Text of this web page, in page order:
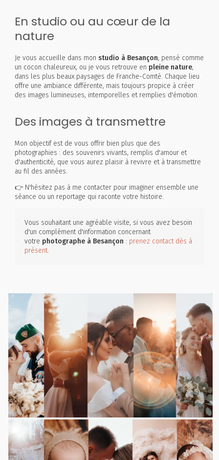
En studio ou au cœur de la
nature
Je vous accueille dans mon studio à Besançon, pensé comme
un cocon chaleureux, ou je vous retrouve en pleine nature,
dans les plus beaux paysages de Franche-Comté. Chaque lieu
offre une ambiance différente, mais toujours propice à créer
des images lumineuses, intemporelles et remplies d'émotion.
Des images à transmettre
Mon objectif est de vous offrir bien plus que des
photographies : des souvenirs vivants, remplis d'amour et
d'authenticité, que vous aurez plaisir à revivre et à transmettre
au fil des années.
👉 N'hésitez pas à me contacter pour imaginer ensemble une
séance ou un reportage qui raconte votre histoire.
Vous souhaitant une agréable visite, si vous avez besoin
d'un complément d'information concernant
votre photographe à Besançon : prenez contact dès à
présent.